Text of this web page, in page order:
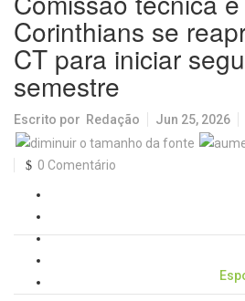
Corinthians se
CT para iniciar
semestre
Escrito por Redação Jun 25, 2026
0 Comentário